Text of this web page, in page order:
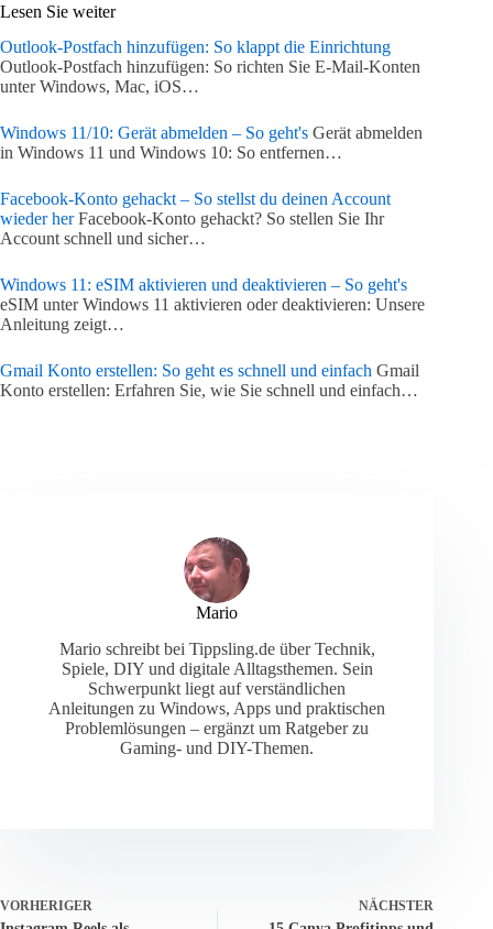
Lesen Sie weiter
Outlook-Postfach hinzufügen: So klappt die Einrichtung
Outlook-Postfach hinzufügen: So richten Sie E-Mail-Konten
unter Windows, Mac, iOS…
Windows 11/10: Gerät abmelden – So geht's Gerät abmelden
in Windows 11 und Windows 10: So entfernen…
Facebook-Konto gehackt – So stellst du deinen Account
wieder herFacebook-Konto gehackt? So stellen Sie Ihr
Account schnell und sicher…
Windows 11: eSIM aktivieren und deaktivieren – So geht's
eSIM unter Windows 11 aktivieren oder deaktivieren: Unsere
Anleitung zeigt…
Gmail Konto erstellen: So geht es schnell und einfach Gmail
Konto erstellen: Erfahren Sie, wie Sie schnell und einfach…
Mario
Mario schreibt bei Tippsling.de über Technik,
Spiele, DIY und digitale Alltagsthemen. Sein
Schwerpunkt liegt auf verständlichen
Anleitungen zu Windows, Apps und praktischen
Problemlösungen – ergänzt um Ratgeber zu
Gaming- und DIY-Themen.
VORHERIGER NÄCHSTER